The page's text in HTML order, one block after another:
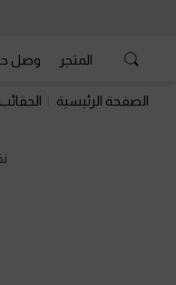
المتجر وصل
الصفحة الرئيسية
الحقائب